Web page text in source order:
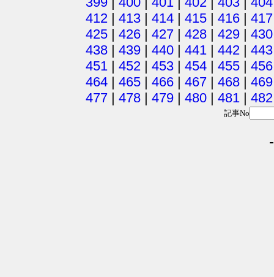
412 | 413 | 414 | 415 | 416 | 417
425 | 426 | 427 | 428 | 429 | 430
438 | 439 | 440 | 441 | 442 | 443
451 | 452 | 453 | 454 | 455 | 456
464 | 465 | 466 | 467 | 468 | 469
477 | 478 | 479 | 480 | 481 | 482
記事No